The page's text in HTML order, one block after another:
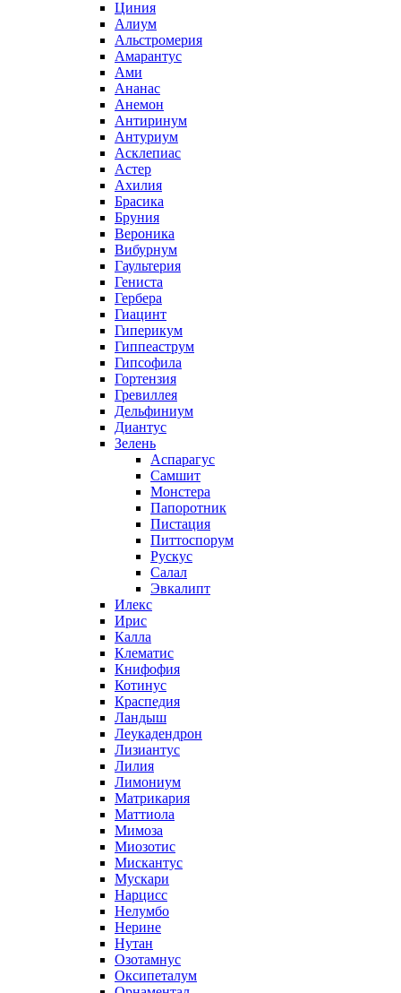
Циния
Алиум
Альстромерия
Амарантус
Ами
Ананас
Анемон
Антиринум
Антуриум
Асклепиас
Астер
Ахилия
Брасика
Бруния
Вероника
Вибурнум
Гаультерия
Гениста
Гербера
Гиацинт
Гиперикум
Гиппеаструм
Гипсофила
Гортензия
Гревиллея
Дельфиниум
Диантус
Зелень
Аспарагус
Самшит
Монстера
Папоротник
Пистация
Питтоспорум
Рускус
Салал
Эвкалипт
Илекс
Ирис
Калла
Клематис
Книфофия
Котинус
Краспедия
Ландыш
Леукадендрон
Лизиантус
Лилия
Лимониум
Матрикария
Маттиола
Мимоза
Миозотис
Мискантус
Мускари
Нарцисс
Нелумбо
Нерине
Нутан
Озотамнус
Оксипеталум